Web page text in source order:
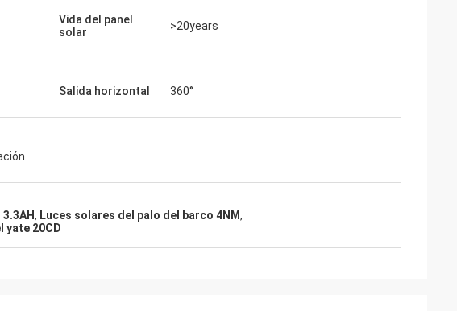
Vida del panel
solar
>20years
Salida horizontal 360°
, Luces solares del palo del barco 4NM,
yate 20CD